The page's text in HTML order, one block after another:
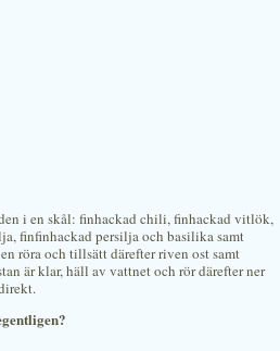
i en skål: finhackad chili, finhackad vitlök,
finfinhackad persilja och basilika samt
röra och tillsätt därefter riven ost samt
är klar, häll av vattnet och rör därefter ner